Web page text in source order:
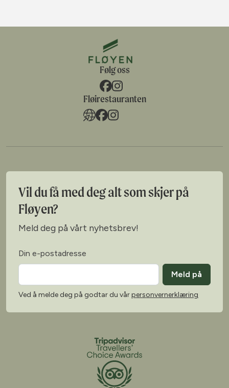
Følg oss
Fløirestauranten
Vil du få med deg alt som skjer på
Fløyen?
Meld deg på vårt nyhetsbrev!
Din e-postadresse
Meld på
Ved å melde deg på godtar du vårpersonvernerklæring